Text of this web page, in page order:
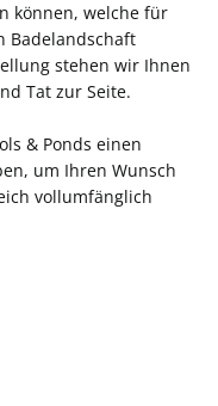
können, welche für
Badelandschaft
stehen wir Ihnen
Tat zur Seite.
& Ponds einen
um Ihren Wunsch
vollumfänglich